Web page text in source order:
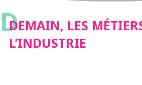
DDEMAIN, LES
L’INDUSTRIE